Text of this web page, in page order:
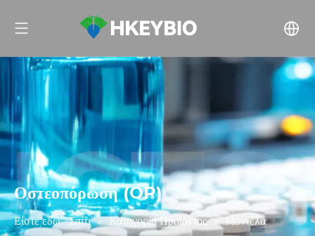
Οστεοπόρωση (OP)
Είστε εδώ: Σπίτι » Κατηγορία Προϊόντος » Μοντέλα